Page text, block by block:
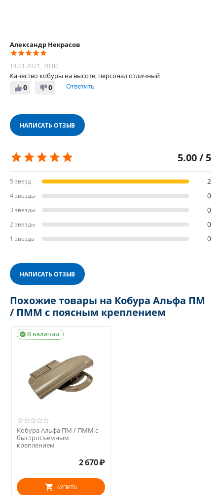
Александр Некрасов
14.01.2021, 20:00
Качество кобуры на высоте, персонал отличный
0
0 Ответить
НАПИСАТЬ ОТЗЫВ
5.00 / 5
5 звезд 2
4 звезды 0
3 звезды 0
2 звезды 0
1 звезда 0
НАПИСАТЬ ОТЗЫВ
Похожие товары на Кобура Альфа ПМ
/ ПММ с поясным креплением
В наличии

Кобура Альфа ПМ / ПММ с
быстросъёмным
креплением
2 670₽
КУПИТЬ